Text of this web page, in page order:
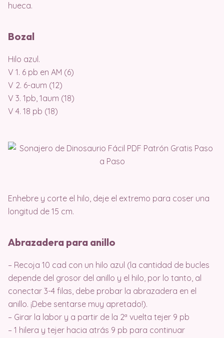
hueca.
Bozal
Hilo azul.
V 1. 6 pb en AM (6)
V 2. 6-aum (12)
V 3. 1pb, 1aum (18)
V 4. 18 pb (18)
Enhebre y corte el hilo, deje el extremo para coser una
longitud de 15 cm.
Abrazadera para anillo
– Recoja 10 cad con un hilo azul (la cantidad de bucles
depende del grosor del anillo y el hilo, por lo tanto, al
conectar 3-4 filas, debe probar la abrazadera en el
anillo. ¡Debe sentarse muy apretado!).
– Girar la labor y a partir de la 2ª vuelta tejer 9 pb
– 1 hilera y tejer hacia atrás 9 pb para continuar